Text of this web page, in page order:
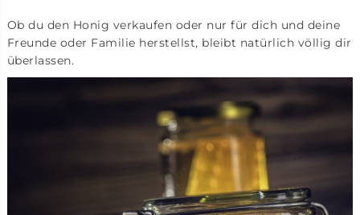
Ob du den Honig verkaufen oder nur für dich und deine
Freunde oder Familie herstellst, bleibt natürlich völlig dir
überlassen.